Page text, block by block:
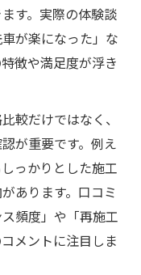
す。実際の体験談
が楽になった」な
徴や満足度が浮き
較だけではなく、
が重要です。例え
っかりとした施工
あります。口コミ
頻度」や「再施工
メントに注目しま